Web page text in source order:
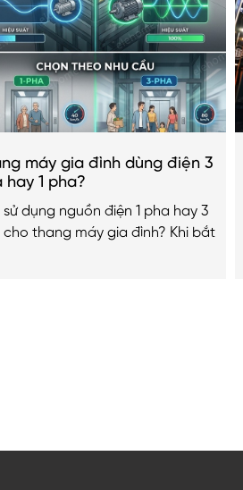
máy gia đình dùng điện 3
hay 1 pha?
sử dụng nguồn điện 1 pha hay 3
cho thang máy gia đình? Khi bắt